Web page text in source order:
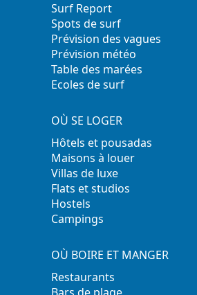
Surf Report
Spots de surf
Prévision des vagues
Prévision météo
Table des marées
Ecoles de surf
OÙ SE LOGER
Hôtels et pousadas
Maisons à louer
Villas de luxe
Flats et studios
Hostels
Campings
OÙ BOIRE ET MANGER
Restaurants